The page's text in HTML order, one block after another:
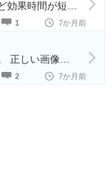
7か月前
1
7か月前
2